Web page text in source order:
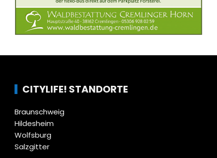
CITYLIFE! STANDORTE
Braunschweig
Hildesheim
Wolfsburg
Salzgitter